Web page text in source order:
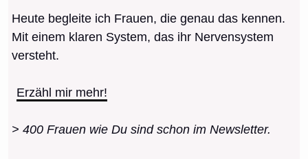
Heute begleite ich Frauen, die genau das kennen.
Mit einem klaren System, das ihr Nervensystem
versteht.
Erzähl mir mehr!
> 400 Frauen wie Du sind schon im Newsletter.